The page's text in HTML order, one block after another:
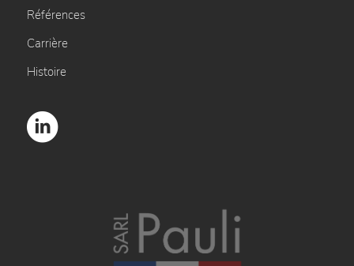
Références
Carrière
Histoire